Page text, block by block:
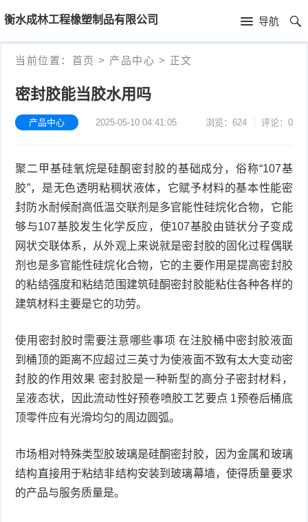
衡水成林工程橡塑制品有限公司 导航
首
页
首
当前位置： 首页 > 产品中心 > 正文
密封胶能当胶水用吗
产品中心 2025-05-10 04:41:05 浏览：624 评论：0
聚二甲基硅氧烷是硅酮密封胶的基础成分，俗称“107基
胶”，是无色透明粘稠状液体，它赋予材料的基本性能密
封防水耐候耐高低温交联剂是多官能性硅烷化合物，它能
够与107基胶发生化学反应，使107基胶由链状分子变成
网状交联体系，从外观上来说就是密封胶的固化过程偶联
剂也是多官能性硅烷化合物，它的主要作用是提高密封胶
的粘结强度和粘结范围建筑硅酮密封胶能粘住各种各样的
建筑材料主要是它的功劳。
使用密封胶时需要注意哪些事项 在注胶桶中密封胶液面
到桶顶的距离不应超过三英寸为使液面不致有太大变动密
封胶的作用效果 密封胶是一种新型的高分子密封材料，
呈液态状，因此流动性好预卷喷胶工艺要点 1预卷后桶底
顶零件应有光滑均匀的周边圆弧。
市场相对特殊类型胶玻璃是硅酮密封胶，因为金属和玻璃
结构直接用于粘结非结构安装到玻璃幕墙，使得质量要求
的产品与服务质量是。